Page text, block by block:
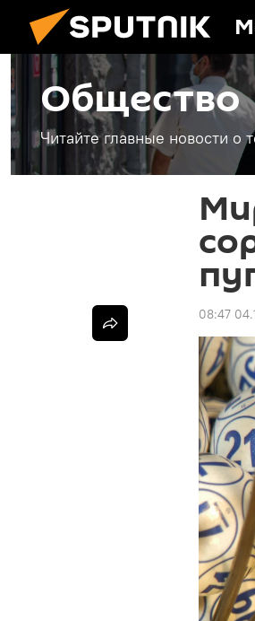
Общество
Читайте главные новости
08:47